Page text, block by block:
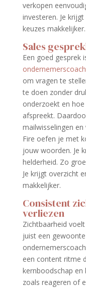
verkopen
investeren. Je
keuzes
Sales
Een goed gesprek
om vragen te
te doen zonder
onderzoekt en
afspreekt.
mailwisselingen
Fire oefen je met
jouw woorden. Je
helderheid. Zo
Je krijgt overzicht
makkelijker.
Consistent
verliezen
Zichtbaarheid
juist een
een content ritme
kernboodschap en
zoals reageren of